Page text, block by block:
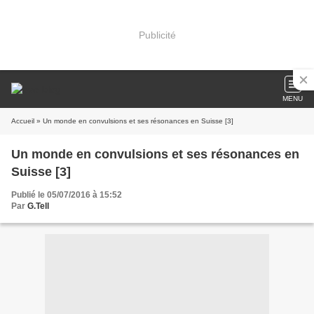
Publicité
MENU
Accueil » Un monde en convulsions et ses résonances en Suisse [3]
Un monde en convulsions et ses résonances en
Suisse [3]
Publié le 05/07/2016 à 15:52
Par G.Tell